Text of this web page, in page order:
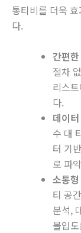
통티비를 더욱
다.
간편
절차
리스
다.
데이
수 대
터 기
로 파
소통
티 공
분석,
몰입